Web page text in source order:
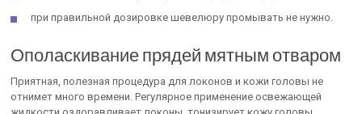
при правильной дозировке шевелюру промывать не нужно.
Ополаскивание прядей мятным отваром
Приятная, полезная процедура для локонов и кожи головы не
отнимет много времени. Регулярное применение освежающей